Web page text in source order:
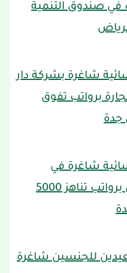
صندوق التنمية
شاغرة بشركة دار
برواتب تفوق
شاغرة في
الاستقبال برواتب تناهز 5000
للجنسين شاغرة